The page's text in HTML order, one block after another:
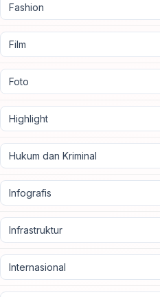
Fashion
Film
Foto
Highlight
Hukum dan Kriminal
Infografis
Infrastruktur
Internasional